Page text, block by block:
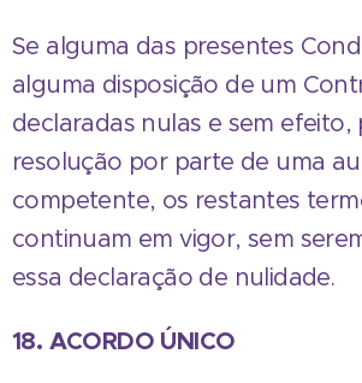
Se alguma das presentes
alguma disposição de um
declaradas nulas e sem efeito,
resolução por parte de uma
competente, os restantes
continuam em vigor, sem
essa declaração de nulidade.
18. ACORDO ÚNICO